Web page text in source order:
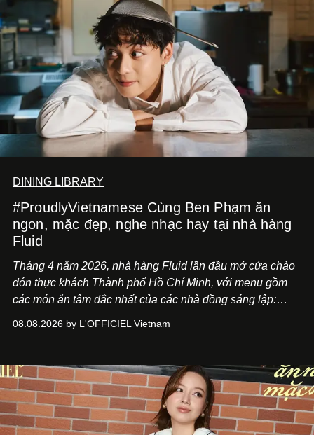
DINING LIBRARY
#ProudlyVietnamese Cùng Ben Phạm ăn
ngon, mặc đẹp, nghe nhạc hay tại nhà hàng
Fluid
Tháng 4 năm 2026, nhà hàng Fluid lần đầu mở cửa chào
đón thực khách Thành phố Hồ Chí Minh, với menu gồm
các món ăn tâm đắc nhất của các nhà đồng sáng lập:
món ăn đa dạng từ Á đến Âu nhanh chóng được yêu thích
mang đến niềm vui cho thực khách.
08.08.2026 by L'OFFICIEL Vietnam